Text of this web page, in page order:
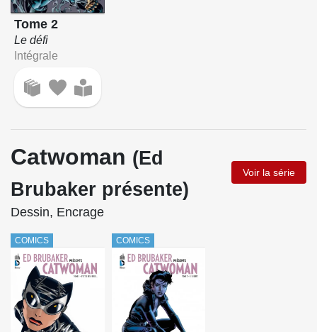
Tome 2
Le défi
Intégrale
Catwoman (Ed
Brubaker présente)
Voir la série
Dessin, Encrage
COMICS COMICS